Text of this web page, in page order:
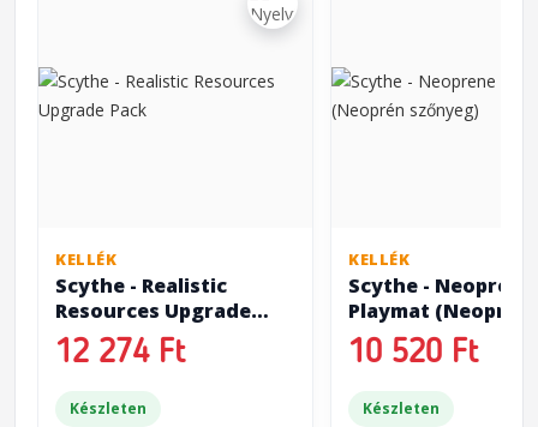
KELLÉK
Scythe - Realistic
Resources Upgrade
Pack
12 274 Ft
Készleten
KELLÉK
Scythe - Neoprene
Playmat (Neoprén
szőnyeg)
10 520 Ft
Készleten